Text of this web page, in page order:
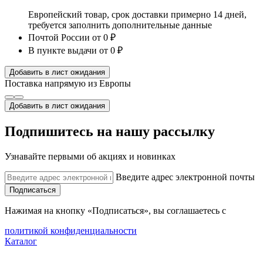
Европейский товар, срок доставки примерно 14 дней,
требуется заполнить дополнительные данные
Почтой России от 0 ₽
В пункте выдачи от 0 ₽
Добавить в лист ожидания
Поставка напрямую из Европы
Добавить в лист ожидания
Подпишитесь на нашу рассылку
Узнавайте первыми об акциях и новинках
Введите адрес электронной почты
Подписаться
Нажимая на кнопку «Подписаться», вы соглашаетесь с
политикой конфиденциальности
Каталог